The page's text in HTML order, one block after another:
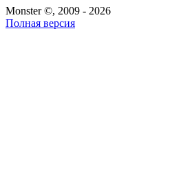
Monster ©, 2009 - 2026
Полная версия